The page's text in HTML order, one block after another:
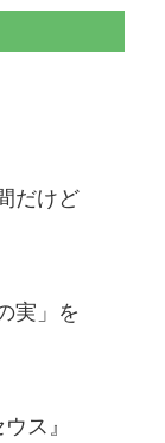
だけど
実」を
ス』